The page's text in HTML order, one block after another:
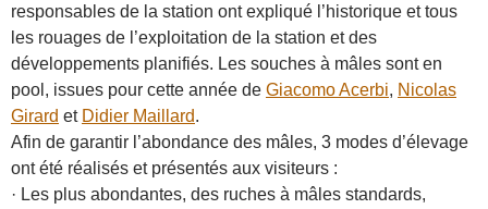
responsables de la station ont expliqué l’historique et tous
les rouages de l’exploitation de la station et des
développements planifiés. Les souches à mâles sont en
pool, issues pour cette année de Giacomo Acerbi, Nicolas
Girard et Didier Maillard.
Afin de garantir l’abondance des mâles, 3 modes d’élevage
ont été réalisés et présentés aux visiteurs :
· Les plus abondantes, des ruches à mâles standards,